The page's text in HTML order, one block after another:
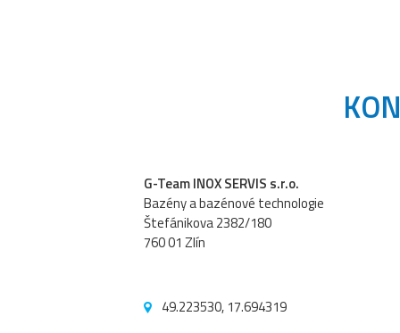
G-Team INOX SERVIS s.r.o.
Bazény a bazénové technologie
Štefánikova 2382/180
760 01 Zlín
49.223530, 17.694319